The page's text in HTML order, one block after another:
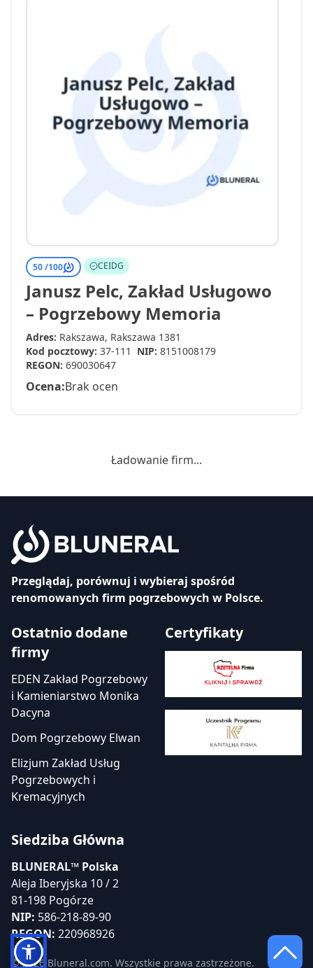
50 /100 CEIDG
Janusz Pelc, Zakład Usługowo
– Pogrzebowy Memoria
Adres: Rakszawa, Rakszawa 1381
Kod pocztowy: 37-111 NIP: 8151008179
REGON: 690030647
Ocena:Brak ocen
Ładowanie firm...
Przeglądaj, porównuj i wybieraj spośród
renomowanych firm pogrzebowych w Polsce.
Ostatnio dodane
firmy
EDEN Zakład Pogrzebowy
i Kamieniarstwo Monika
Dacyna
Dom Pogrzebowy Elwan
Elizjum Zakład Usług
Pogrzebowych i
Kremacyjnych
Certyfikaty
Siedziba Główna
BLUNERAL™ Polska
Aleja Iberyjska 10 / 2
81-198 Pogórze
NIP: 586-218-89-90
REGON: 220968926
© 2026 Bluneral.com. Wszystkie prawa zastrzeżone.